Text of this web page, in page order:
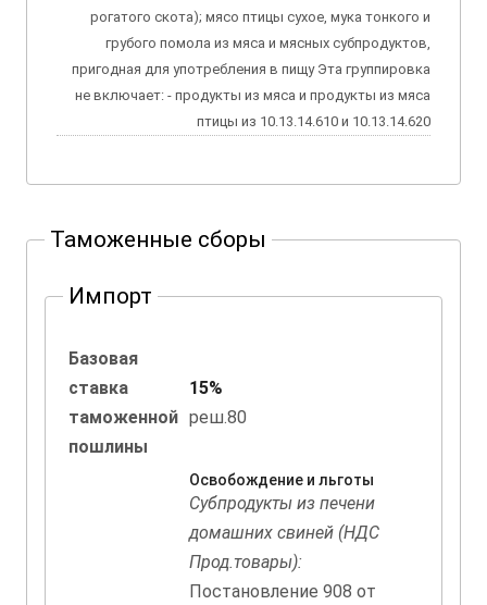
рогатого скота); мясо птицы сухое, мука тонкого и
грубого помола из мяса и мясных субпродуктов,
пригодная для употребления в пищу Эта группировка
не включает: - продукты из мяса и продукты из мяса
птицы из 10.13.14.610 и 10.13.14.620
Таможенные сборы
Импорт
Базовая
ставка
таможенной
пошлины
15%
реш.80
Освобождение и льготы
Субпродукты из печени
домашних свиней (НДС
Прод.товары):
Постановление 908 от